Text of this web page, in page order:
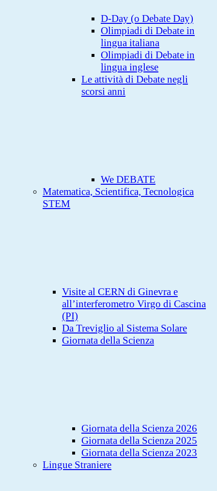
D-Day (o Debate Day)
Olimpiadi di Debate in
lingua italiana
Olimpiadi di Debate in
lingua inglese
Le attività di Debate negli
scorsi anni
We DEBATE
Matematica, Scientifica, Tecnologica
STEM
Visite al CERN di Ginevra e
all’interferometro Virgo di Cascina
(PI)
Da Treviglio al Sistema Solare
Giornata della Scienza
Giornata della Scienza 2026
Giornata della Scienza 2025
Giornata della Scienza 2023
Lingue Straniere